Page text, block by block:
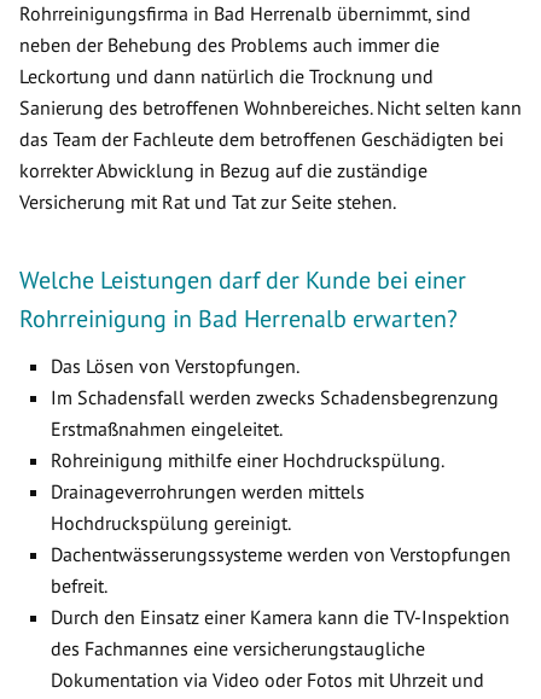
Rohrreinigungsfirma in Bad Herrenalb übernimmt, sind
neben der Behebung des Problems auch immer die
Leckortung und dann natürlich die Trocknung und
Sanierung des betroffenen Wohnbereiches. Nicht selten kann
das Team der Fachleute dem betroffenen Geschädigten bei
korrekter Abwicklung in Bezug auf die zuständige
Versicherung mit Rat und Tat zur Seite stehen.
Welche Leistungen darf der Kunde bei einer
Rohrreinigung in Bad Herrenalb erwarten?
Das Lösen von Verstopfungen.
Im Schadensfall werden zwecks Schadensbegrenzung
Erstmaßnahmen eingeleitet.
Rohreinigung mithilfe einer Hochdruckspülung.
Drainageverrohrungen werden mittels
Hochdruckspülung gereinigt.
Dachentwässerungssysteme werden von Verstopfungen
befreit.
Durch den Einsatz einer Kamera kann die TV-Inspektion
des Fachmannes eine versicherungstaugliche
Dokumentation via Video oder Fotos mit Uhrzeit und